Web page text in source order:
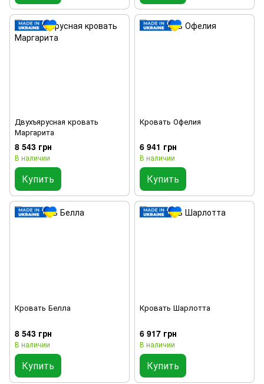
Двухъярусная кровать
Маргарита
8 543 грн
В наличии
Купить
Кровать Офелия
6 941 грн
В наличии
Купить
Кровать Белла
8 543 грн
В наличии
Купить
Кровать Шарлотта
6 917 грн
В наличии
Купить